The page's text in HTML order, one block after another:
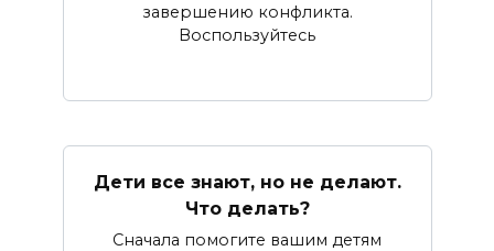
завершению конфликта.
Воспользуйтесь
Дети все знают, но не делают.
Что делать?
Сначала помогите вашим детям